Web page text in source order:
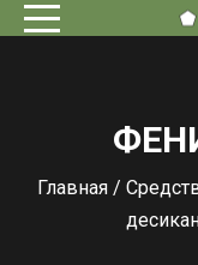
Главная /